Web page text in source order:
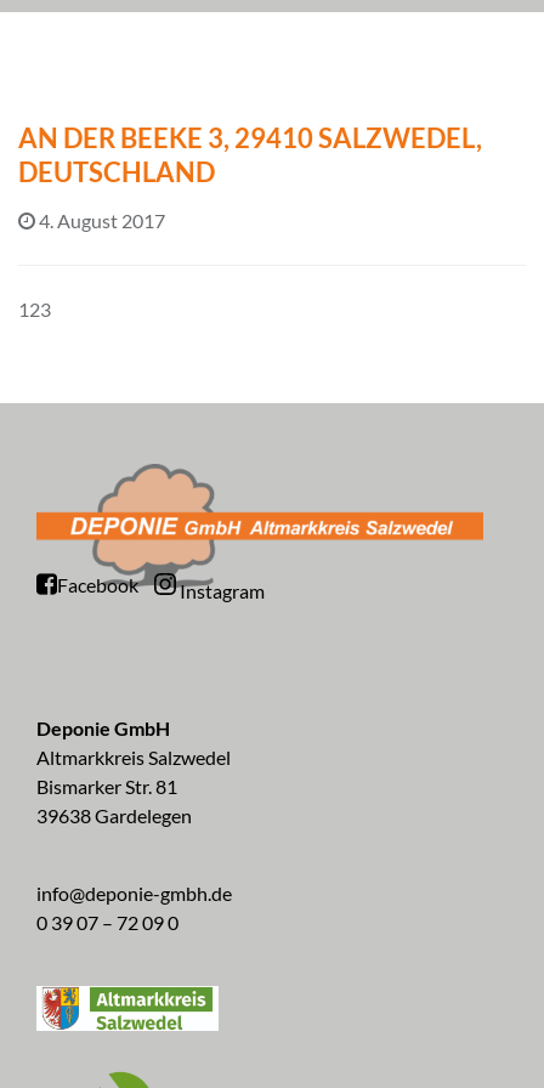
AN DER BEEKE 3, 29410 SALZWEDEL,
DEUTSCHLAND
4. August 2017
123
Facebook Instagram
Deponie GmbH
Altmarkkreis Salzwedel
Bismarker Str. 81
39638 Gardelegen
info@deponie-gmbh.de
0 39 07 – 72 09 0